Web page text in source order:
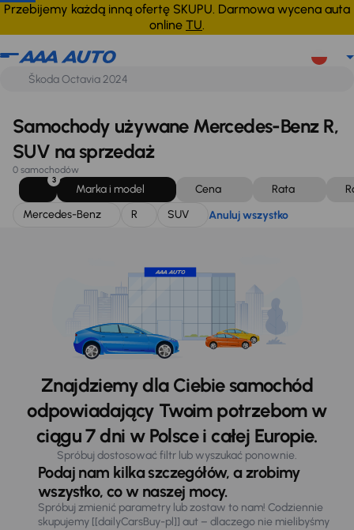
Przebijemy każdą inną ofertę SKUPU. Darmowa wycena auta
online TU.
Mercedes-Benz R SUV Anuluj wszystko
Samochody używane Mercedes-Benz R,
SUV na sprzedaż
0 samochodów
3
Marka i model Cena Rata
Mercedes-Benz
R SUV Anuluj wszystko
Znajdziemy dla Ciebie samochód
odpowiadający Twoim potrzebom w
ciągu 7 dni w Polsce i całej Europie.
Spróbuj dostosować filtr lub wyszukać ponownie.
Podaj nam kilka szczegółów, a zrobimy
wszystko, co w naszej mocy.
Spróbuj zmienić parametry lub zostaw to nam! Codziennie
skupujemy [[dailyCarsBuy-pl]] aut – dlaczego nie mielibyśmy